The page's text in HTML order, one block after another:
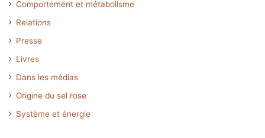
Comportement et métabolisme
Relations
Presse
Livres
Dans les médias
Origine du sel rose
Système et énergie